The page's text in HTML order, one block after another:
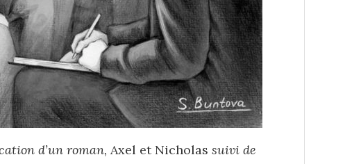
d’un roman, Axel et Nicholas suivi de